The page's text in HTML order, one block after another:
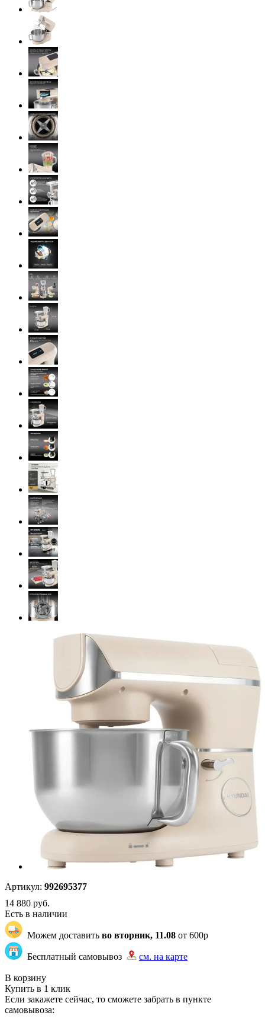
Артикул: 992695377
14 880 руб.
Есть в наличии
Можем доставить во вторник, 11.08 от 600р
Бесплатный самовывоз
см. на карте
В корзину
Купить в 1 клик
Если закажете сейчас, то сможете забрать в пункте
самовывоза: